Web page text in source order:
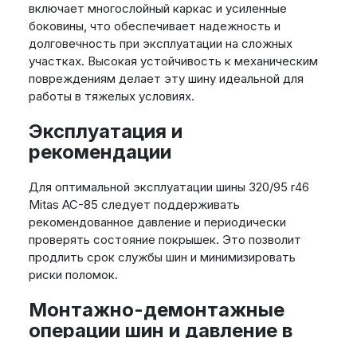
включает многослойный каркас и усиленные
боковины, что обеспечивает надежность и
долговечность при эксплуатации на сложных
участках. Высокая устойчивость к механическим
повреждениям делает эту шину идеальной для
работы в тяжелых условиях.
Эксплуатация и
рекомендации
Для оптимальной эксплуатации шины 320/95 r46
Mitas AC-85 следует поддерживать
рекомендованное давление и периодически
проверять состояние покрышек. Это позволит
продлить срок службы шин и минимизировать
риски поломок.
Монтажно-демонтажные
операции шин и давление в